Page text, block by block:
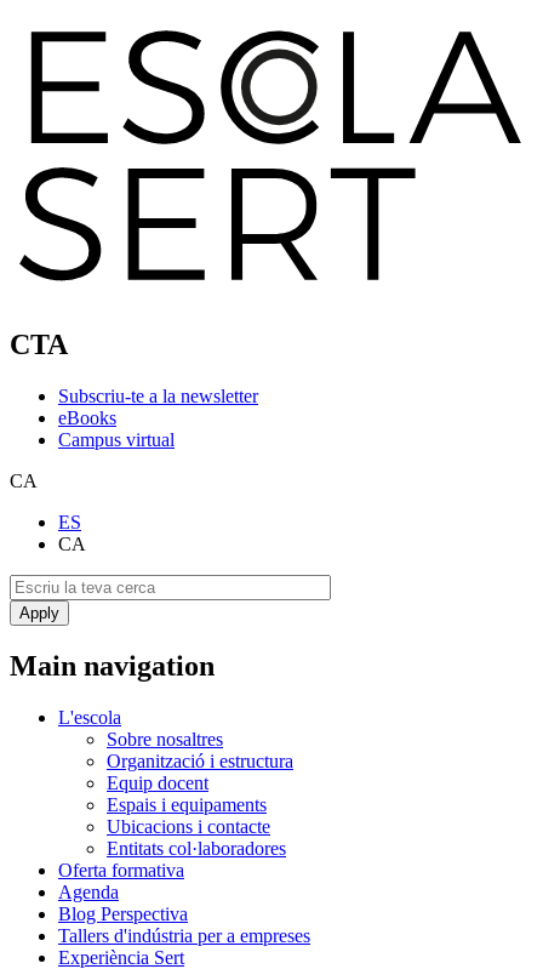
CTA
Subscriu-te a la newsletter
eBooks
Campus virtual
CA
ES
CA
Main navigation
L'escola
Sobre nosaltres
Organització i estructura
Equip docent
Espais i equipaments
Ubicacions i contacte
Entitats col·laboradores
Oferta formativa
Agenda
Blog Perspectiva
Tallers d'indústria per a empreses
Experiència Sert